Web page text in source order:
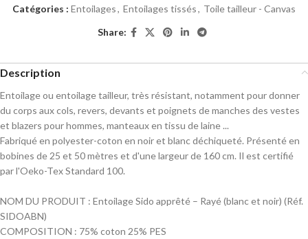
Catégories : Entoilages, Entoilages tissés, Toile tailleur - Canvas
Share:
Description
Entoilage ou entoilage tailleur, très résistant, notamment pour donner
du corps aux cols, revers, devants et poignets de manches des vestes
et blazers pour hommes, manteaux en tissu de laine ...
Fabriqué en polyester-coton en noir et blanc déchiqueté. Présenté en
bobines de 25 et 50 mètres et d'une largeur de 160 cm. Il est certifié
par l'Oeko-Tex Standard 100.
NOM DU PRODUIT : Entoilage Sido apprêté – Rayé (blanc et noir) (Réf.
SIDOABN)
COMPOSITION : 75% coton 25% PES